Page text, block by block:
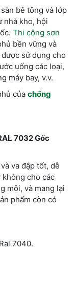
bê tông và lớp
nhà kho, hội
Thi công sơn
bền vững và
sử dụng cho
uống các loại,
máy bay, v.v.
của chống
7032 Gốc
va đập tốt, dễ
không cho các
môi, và mang lại
phẩm còn có
7040.